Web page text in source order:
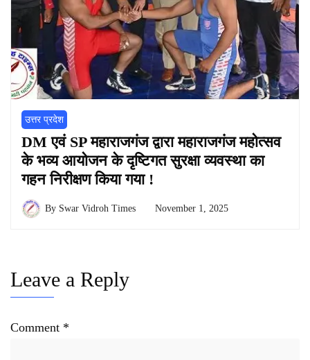
उत्तर प्रदेश
DM एवं SP महाराजगंज द्वारा महाराजगंज महोत्सव
के भव्य आयोजन के दृष्टिगत सुरक्षा व्यवस्था का
गहन निरीक्षण किया गया !
By Swar Vidroh Times November 1, 2025
Leave a Reply
Comment *